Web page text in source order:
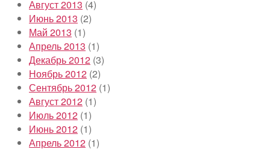
Август 2013 (4)
Июнь 2013 (2)
Май 2013 (1)
Апрель 2013 (1)
Декабрь 2012 (3)
Ноябрь 2012 (2)
Сентябрь 2012 (1)
Август 2012 (1)
Июль 2012 (1)
Июнь 2012 (1)
Апрель 2012 (1)